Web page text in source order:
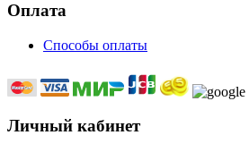
Оплата
Способы оплаты
Личный кабинет